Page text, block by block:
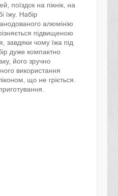
поїздок на пікнік, на
їжу. Набір
алюмінію
підвищеною
завдяки чому їжа під
дуже компактно
його зручно
використання
що не гріється.